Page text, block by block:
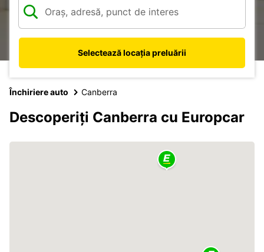
Selectează locația preluării
Închiriere auto Canberra
Descoperiți Canberra cu Europcar